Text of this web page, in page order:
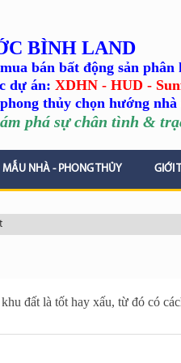
BÌNH LAND
bán bất động sản
dự án: XDHN - HUD -
thủy chọn hướng nhà
phá sự chân tình &
MẪU NHÀ - PHONG THỦY GIỚI
đất là tốt hay xấu, từ đó có